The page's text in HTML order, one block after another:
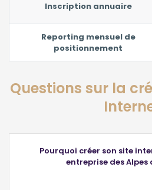
Inscription annuaire
Reporting mensuel de
positionnement
Questions sur la
Pourquoi créer son site
entreprise des Alpes